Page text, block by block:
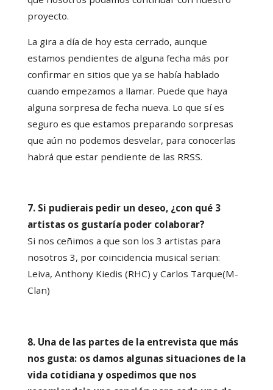
proyecto.
La gira a día de hoy esta cerrado, aunque
estamos pendientes de alguna fecha más por
confirmar en sitios que ya se había hablado
cuando empezamos a llamar. Puede que haya
alguna sorpresa de fecha nueva. Lo que sí es
seguro es que estamos preparando sorpresas
que aún no podemos desvelar, para conocerlas
habrá que estar pendiente de las RRSS.
7. Si pudierais pedir un deseo, ¿con qué 3
artistas os gustaría poder colaborar?
Si nos ceñimos a que son los 3 artistas para
nosotros 3, por coincidencia musical serian:
Leiva, Anthony Kiedis (RHC) y Carlos Tarque(M-
Clan)
8. Una de las partes de la entrevista que más
nos gusta: os damos algunas situaciones de la
vida cotidiana y ospedimos que nos